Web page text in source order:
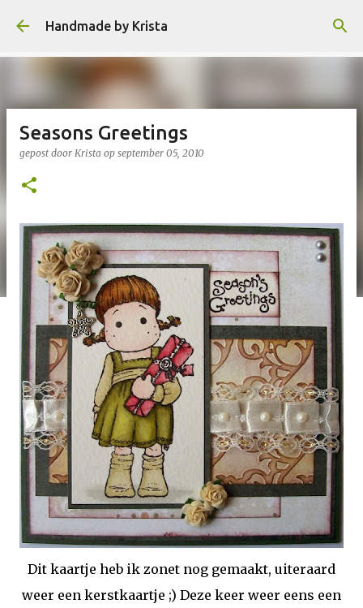
Doorgaan naar hoofdcontent
Handmade by Krista
Seasons Greetings
gepost door Krista op september 05, 2010
Dit kaartje heb ik zonet nog gemaakt, uiteraard
weer een kerstkaartje ;) Deze keer weer eens een